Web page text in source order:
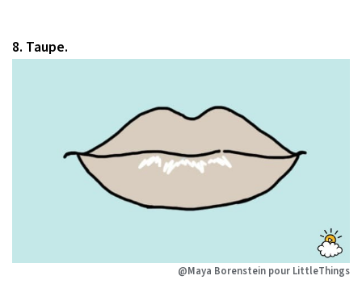
8. Taupe.
@Maya Borenstein pour LittleThings